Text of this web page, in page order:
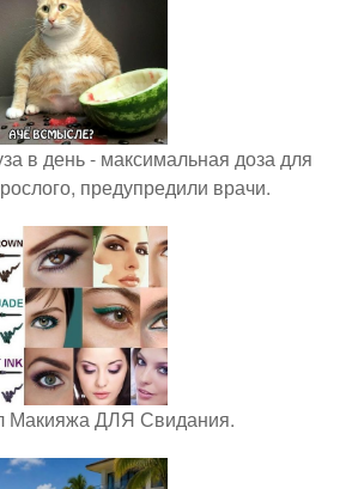
в день - максимальная доза для
предупредили врачи.
Макияжа ДЛЯ Свидания.